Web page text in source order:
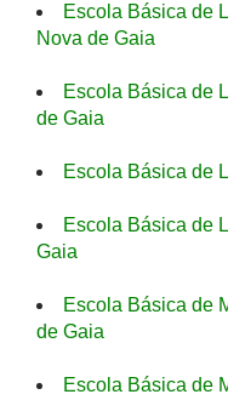
Escola Básica de
Nova de Gaia
Escola Básica de
de Gaia
Escola Básica de
Escola Básica de
Gaia
Escola Básica de
de Gaia
Escola Básica de